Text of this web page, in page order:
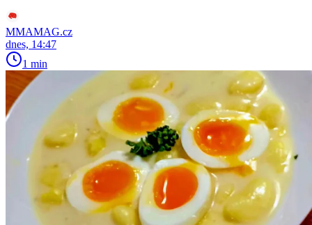
MMAMAG.cz
dnes, 14:47
1 min